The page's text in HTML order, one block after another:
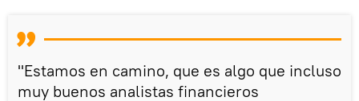
"Estamos en camino, que es algo que incluso
muy buenos analistas financieros